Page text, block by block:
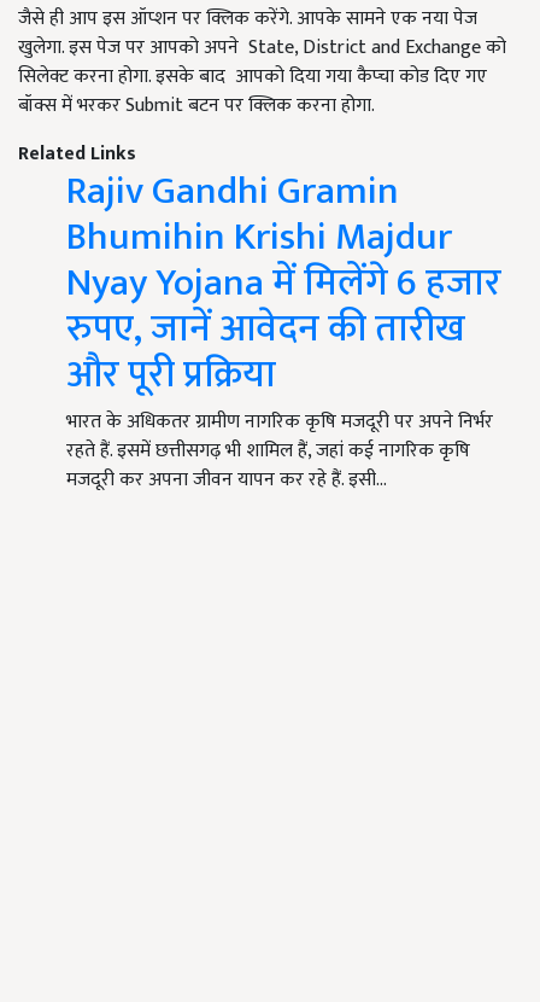
जैसे ही आप इस ऑप्शन पर क्लिक करेंगे. आपके सामने एक नया पेज
खुलेगा. इस पेज पर आपको अपने State, District and Exchange को
सिलेक्ट करना होगा. इसके बाद आपको दिया गया कैप्चा कोड दिए गए
बॉक्स में भरकर Submit बटन पर क्लिक करना होगा.
Related Links
Rajiv Gandhi Gramin
Bhumihin Krishi Majdur
Nyay Yojana में मिलेंगे 6 हजार
रुपए, जानें आवेदन की तारीख
और पूरी प्रक्रिया
भारत के अधिकतर ग्रामीण नागरिक कृषि मजदूरी पर अपने निर्भर
रहते हैं. इसमें छत्तीसगढ़ भी शामिल हैं, जहां कई नागरिक कृषि
मजदूरी कर अपना जीवन यापन कर रहे हैं. इसी…